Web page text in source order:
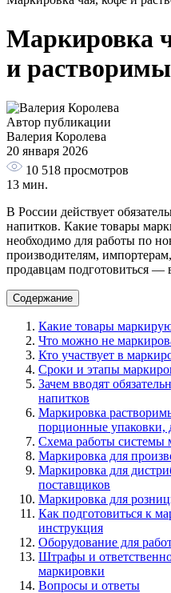
Маркировка
и
Автор публикации
Валерия Королева
20 января 2026
10 518 просмотров
13 мин.
В России действует
напитков. Какие товары
необходимо для работы по
производителям,
продавцам подготовиться —
Содержание
Какие товары
Что можно не
Кто участвует в
Сроки и этапы
Зачем вводят
напитков
Маркировка
порционные упаковки,
Схема работы системы
Маркировка для
Маркировка для
поставщиков
Маркировка для
Как подготовиться к
инструкция
Оборудование для
Штрафы и
маркировки
Вопросы и ответы